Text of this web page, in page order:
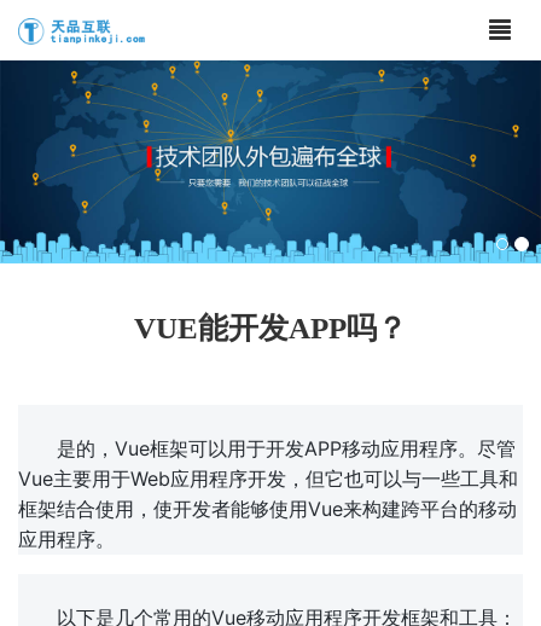
VUE能开发APP吗？
是的，Vue框架可以用于开发APP移动应用程序。尽管
Vue主要用于Web应用程序开发，但它也可以与一些工具和
框架结合使用，使开发者能够使用Vue来构建跨平台的移动
应用程序。
以下是几个常用的Vue移动应用程序开发框架和工具：